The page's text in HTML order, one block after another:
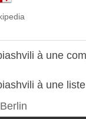
à une
à une liste